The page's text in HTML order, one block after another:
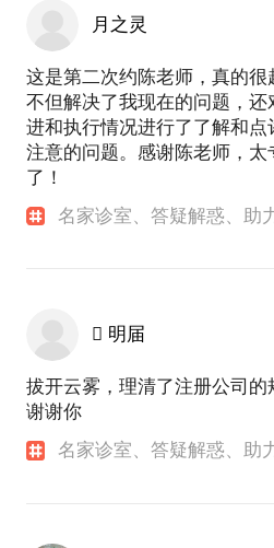
月之灵
这是第二次约陈老师，真的
不但解决了我现在的问题，
进和执行情况进行了了解和
注意的问题。感谢陈老师，
了！
名家诊室、答疑解惑、助
 明届
拔开云雾，理清了注册公司的
谢谢你
名家诊室、答疑解惑、助